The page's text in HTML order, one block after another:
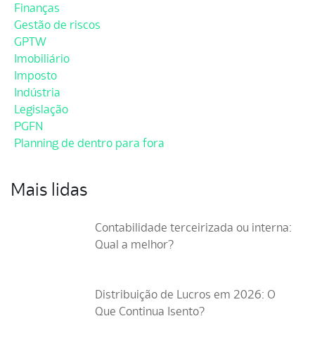
Finanças
Gestão de riscos
GPTW
Imobiliário
Imposto
Indústria
Legislação
PGFN
Planning de dentro para fora
Mais lidas
Contabilidade terceirizada ou interna:
Qual a melhor?
Distribuição de Lucros em 2026: O
Que Continua Isento?